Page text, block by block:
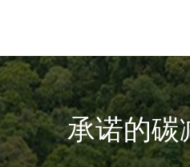
承诺的碳